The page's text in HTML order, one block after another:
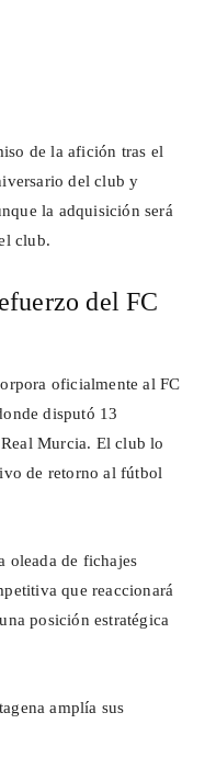
de la afición tras el
del club y
la adquisición será
club.
del FC
oficialmente al FC
disputó 13
Murcia. El club lo
de retorno al fútbol
oleada de fichajes
que reaccionará
posición estratégica
amplía sus